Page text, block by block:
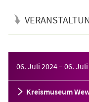
06. Juli 2024– 06.
Kreismuseum